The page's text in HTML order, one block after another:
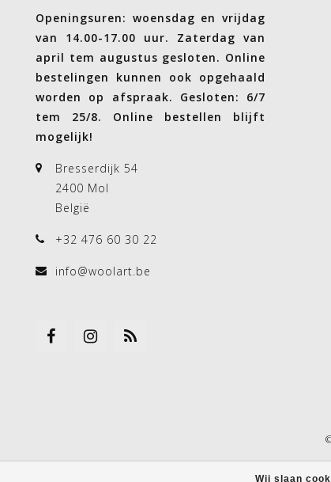
Wij slaan
Openingsuren: woensdag en vrijdag
van 14.00-17.00 uur. Zaterdag van
april tem augustus gesloten. Online
bestelingen kunnen ook opgehaald
worden op afspraak. Gesloten: 6/7
tem 25/8. Online bestellen blijft
mogelijk!
Bresserdijk 54
2400 Mol
België
+32 476 60 30 22
info@woolart.be